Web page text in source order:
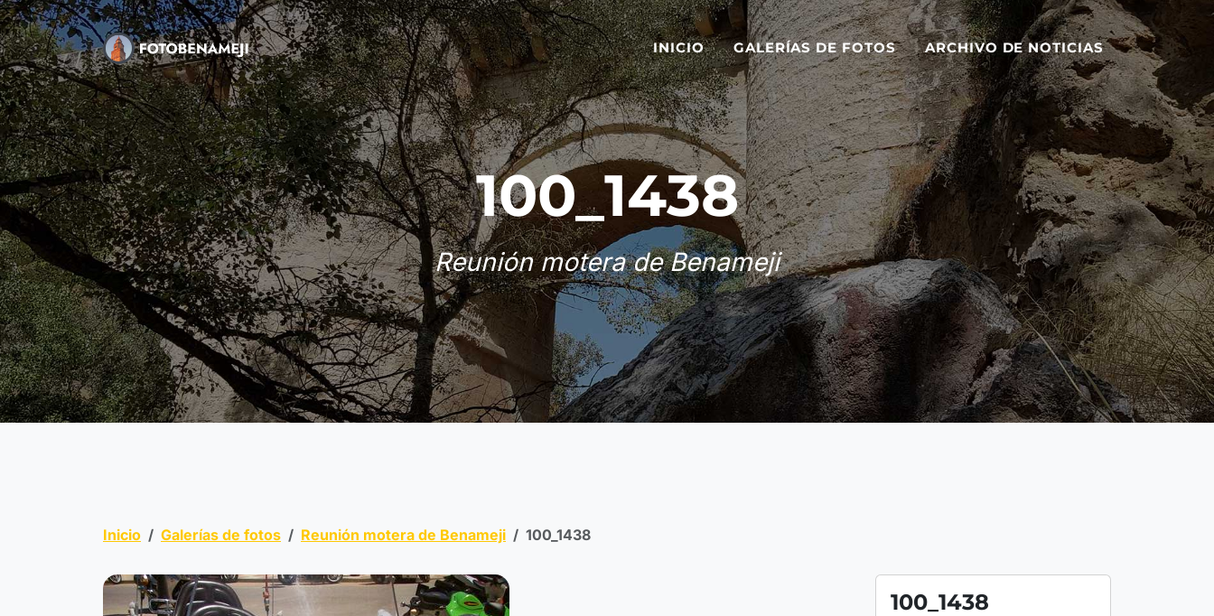
INICIO GALERÍAS DE FOTOS ARCHIVO DE NOTICIAS
100_1438
Reunión motera de Benameji
Inicio Galerías de fotos Reunión motera de Benameji 100_1438
100_1438